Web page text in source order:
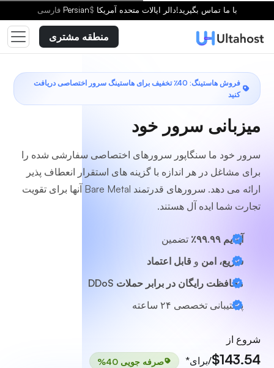
با ما تماس بگیرید!دالر ایالات متحده آمریکا $
Persian فارسى
منطقه مشتری
فروش هاستینگ: 40٪ تخفیف برای هاستینگ سرور اختصاصی دریافت
کنید
میزبانی سرور خود
سرور خود ما سنگاپور سرورهای اختصاصی سفارشی شده را
برای مشاغل در هر اندازه با گزینه های استقرار انعطاف پذیر
ارائه می دهد. سرورهای قدرتمند Bare Metal آنها برای تقویت
تجارت شما ایده آل هستند.
آپتایم ۹۹.۹۹٪
تضمین
سریع، امن و قابل اعتماد
محافظت رایگان در برابر حملات DDoS
پشتیبانی تخصصی
شروع از
$143.54/برای* صرفه جویی 40%